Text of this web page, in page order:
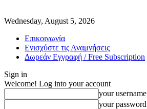
Wednesday, August 5, 2026
Επικοινωνία
Ενισχύστε τις Αναμνήσεις
Δωρεάν Εγγραφή / Free Subscription
Sign in
Welcome! Log into your account
your username
your password